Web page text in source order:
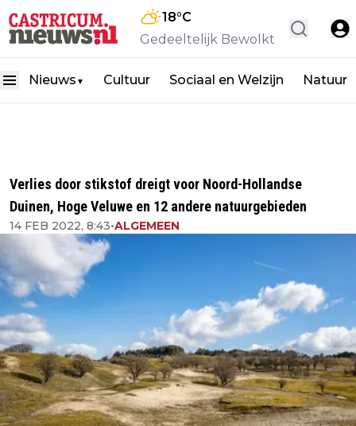
18°C
Gedeeltelijk Bewolkt
Nieuws ▼ Cultuur Sociaal en Welzijn Natuur
Verlies door stikstof dreigt voor Noord-Hollandse
Duinen, Hoge Veluwe en 12 andere natuurgebieden
14 FEB 2022, 8:43•ALGEMEEN